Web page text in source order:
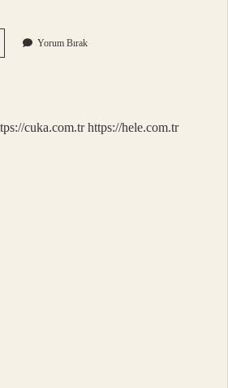
Yorum Bırak
cuka.com.tr https://hele.com.tr